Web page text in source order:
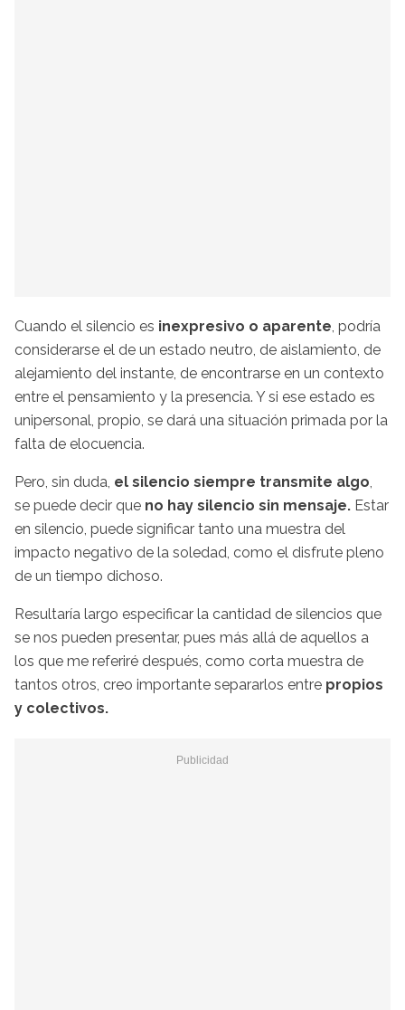
Cuando el silencio es inexpresivo o aparente, podría
considerarse el de un estado neutro, de aislamiento, de
alejamiento del instante, de encontrarse en un contexto
entre el pensamiento y la presencia. Y si ese estado es
unipersonal, propio, se dará una situación primada por la
falta de elocuencia.
Pero, sin duda, el silencio siempre transmite algo,
se puede decir que no hay silencio sin mensaje. Estar
en silencio, puede significar tanto una muestra del
impacto negativo de la soledad, como el disfrute pleno
de un tiempo dichoso.
Resultaría largo especificar la cantidad de silencios que
se nos pueden presentar, pues más allá de aquellos a
los que me referiré después, como corta muestra de
tantos otros, creo importante separarlos entre propios
y colectivos.